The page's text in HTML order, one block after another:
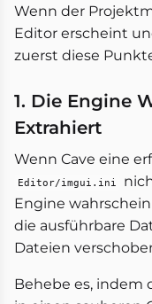
Wenn der
Editor erscheint
zuerst diese
1. Die Engine
Extrahiert
Wenn Cave eine
Editor/imgui.ini
Engine
die ausführbare
Dateien
Behebe es, indem